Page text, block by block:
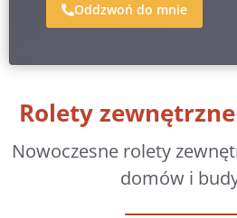
Oddzwoń do mnie
Rolety
Nowoczesne rolety
domów i